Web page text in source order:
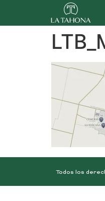
Todos los